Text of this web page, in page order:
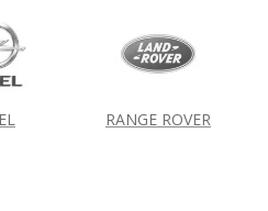
RANGE ROVER